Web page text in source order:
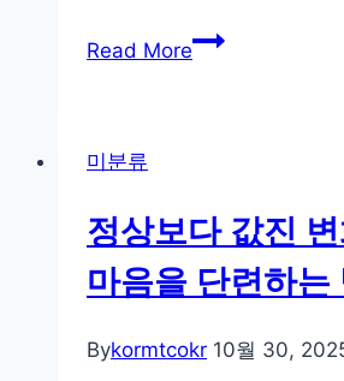
Read More마
간,
등
산
선
미분류
정상보다 값진
마음을 단련하는
Bykormtcokr 10월 30,